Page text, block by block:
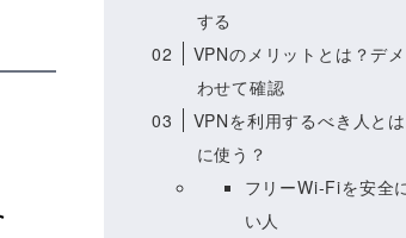
する
02
VPNのメリットとは？デ
わせて確認
03
VPNを利用するべき人と
に使う？
フリーWi-Fiを安全
い人